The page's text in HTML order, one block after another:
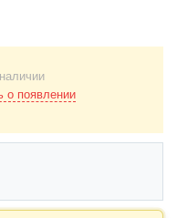
о появлении